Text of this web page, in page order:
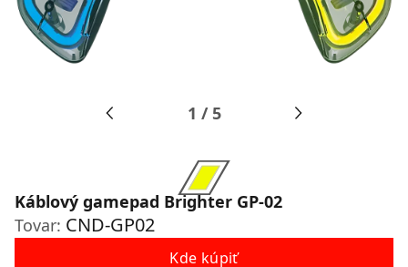
1 / 5
Káblový gamepad Brighter GP-02
Tovar: CND-GP02
Kde kúpiť